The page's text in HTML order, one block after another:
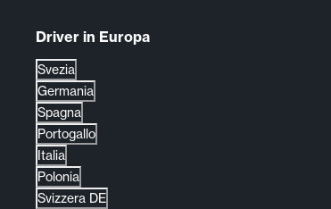
Driver in Europa
Svezia
Germania
Spagna
Portogallo
Italia
Polonia
Svizzera DE